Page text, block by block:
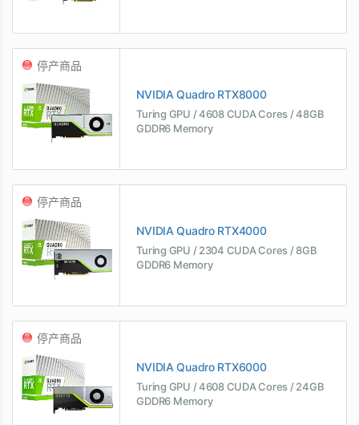
停产商品
NVIDIA Quadro RTX8000
Turing GPU / 4608 CUDA Cores / 48GB
GDDR6 Memory
停产商品
NVIDIA Quadro RTX4000
Turing GPU / 2304 CUDA Cores / 8GB
GDDR6 Memory
停产商品
NVIDIA Quadro RTX6000
Turing GPU / 4608 CUDA Cores / 24GB
GDDR6 Memory